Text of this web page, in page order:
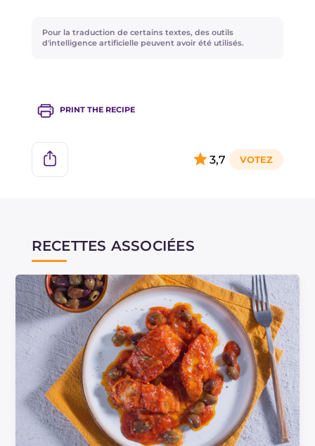
pignons et de l'origan en plus du persil.
Pour la traduction de certains textes, des outils
d'intelligence artificielle peuvent avoir été utilisés.
PRINT THE RECIPE
3,7
RECETTES ASSOCIÉES